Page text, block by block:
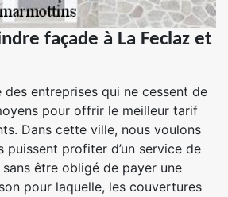
façade à La Feclaz et
entreprises qui ne cessent de
pour offrir le meilleur tarif
Dans cette ville, nous voulons
puissent profiter d’un service de
être obligé de payer une
pour laquelle, les couvertures